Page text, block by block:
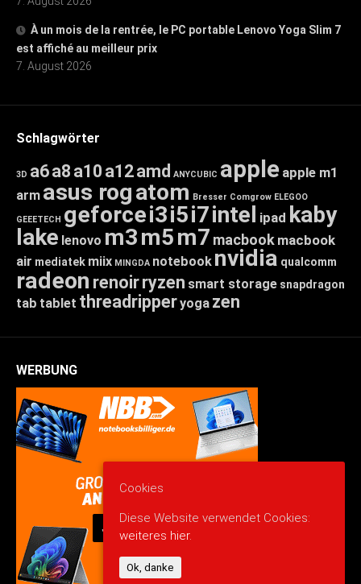
À un mois de la rentrée, le PC portable Lenovo Yoga Slim 7
est affiché au meilleur prix
7. August 2026
Schlagwörter
3D a6a8 a10 a12amd ANYCUBIC apple apple m1
arm asus rogatom Bresser Comgrow ELEGOO
GEEETECH geforcei3i5i7intel ipad kaby
lake lenovo m3m5m7 macbook macbook
air mediatek miix MINGDA notebook nvidia qualcomm
radeon renoirryzen smart storage snapdragon
tab tablet threadripperyoga zen
WERBUNG
Cookies
Diese Website verwendet Cookies:
weiteres hier.
Ok, danke